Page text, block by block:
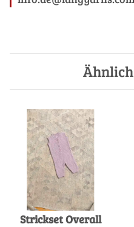
Strickset Overall